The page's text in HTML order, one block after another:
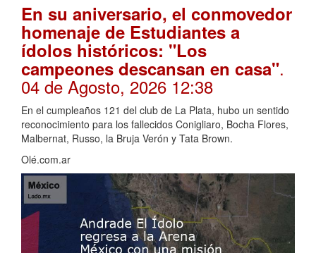
En su aniversario, el conmovedor
homenaje de Estudiantes a
ídolos históricos: "Los
campeones descansan en casa".
04 de Agosto, 2026 12:38
En el cumpleaños 121 del club de La Plata, hubo un sentido
reconocimiento para los fallecidos Conigliaro, Bocha Flores,
Malbernat, Russo, la Bruja Verón y Tata Brown.
Olé.com.ar